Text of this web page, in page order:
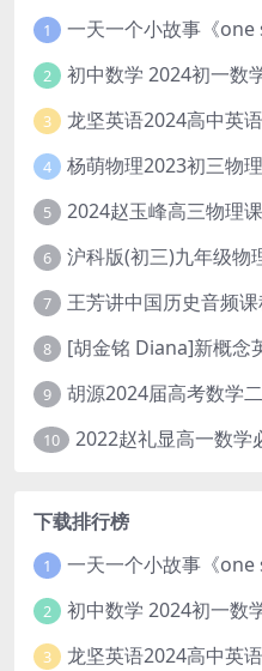
1
2
3 龙坚英语2024高中英
4
5
6
7 王芳讲中国历史音频
8
9
10
下载排行榜
1
2
3 龙坚英语2024高中英